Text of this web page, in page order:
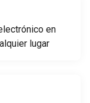
en
lugar